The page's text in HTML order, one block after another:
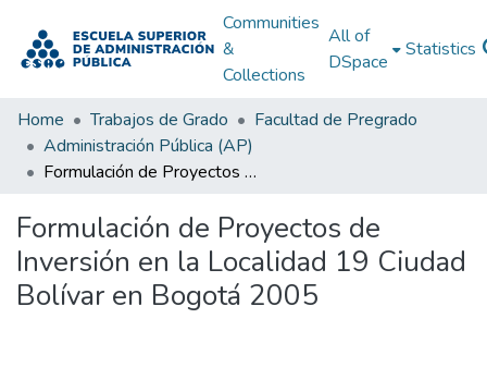
Communities
&
Collections
All of
DSpace
Statistics
Home Trabajos de Grado
Facultad de Pregrado
Administración Pública (AP)
Formulación de Proyectos de Inversión en la Localidad 19 Ciudad Bolívar en Bogotá 2005
Formulación de Proyectos de
Inversión en la Localidad 19 Ciudad
Bolívar en Bogotá 2005